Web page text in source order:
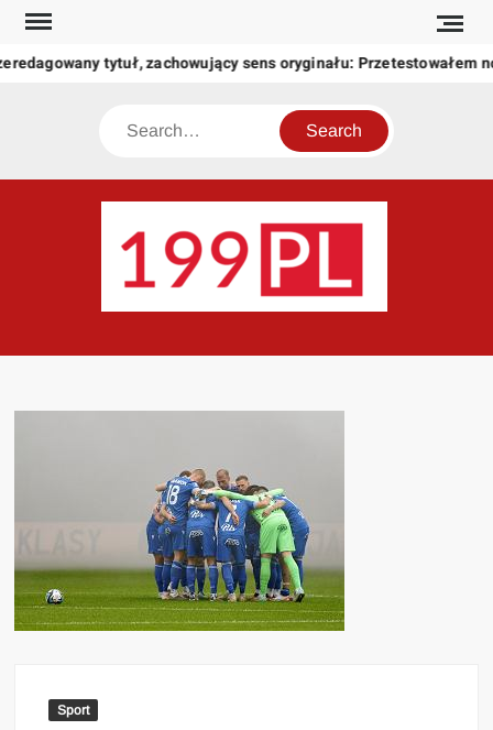
Skip
content
tytuł, zachowujący sens oryginału: Przetestowałem
Search
świat
Sport